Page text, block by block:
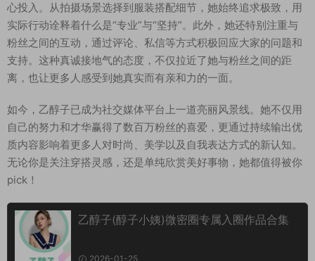
心投入。从拍摄场景选择到服装搭配细节，她始终追求极致，用
实际行动诠释着什么是“专业”与“坚持”。此外，她还特别注重与
粉丝之间的互动，通过评论、私信等方式积极回应大家的问题和
支持。这种真诚接地气的态度，不仅拉近了她与粉丝之间的距
离，也让更多人感受到她真实而有亲和力的一面。
如今，乙醇子已成为社交媒体平台上一道亮丽风景线。她不仅用
自己的努力和才华赢得了数百万粉丝的喜爱，更通过持续输出优
质内容影响着更多人对时尚、美学以及自我表达方式的新认知。
无论你是关注穿搭灵感，还是单纯欣赏美好事物，她都值得被你
pick！
乙醇子(醇子小姨)微密圈专属入圈作品合集
2026-01-25